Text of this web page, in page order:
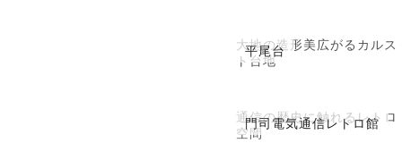
平尾台
大地の造形美広がるカルス
ト台地
門司電気通信レトロ館
通信の歴史に触れるレトロ
空間